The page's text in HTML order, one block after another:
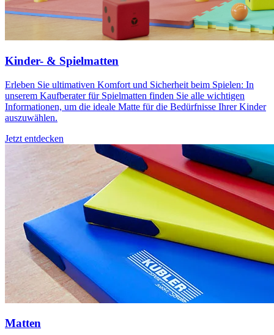
Kinder- & Spielmatten
Erleben Sie ultimativen Komfort und Sicherheit beim Spielen: In
unserem Kaufberater für Spielmatten finden Sie alle wichtigen
Informationen, um die ideale Matte für die Bedürfnisse Ihrer Kinder
auszuwählen.
Jetzt entdecken
Matten